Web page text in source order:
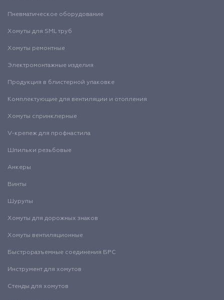
Пневматическое оборудование
Хомуты для SML труб
Хомуты ремонтные
Электромонтажные изделия
Продукция в блистерной упаковке
Комплектующие для вентиляции и отопления
Хомуты спринклерные
V-крепеж для профнастила
Шпильки резьбовые
Анкеры
Винты
Шурупы
Хомуты для дорожных знаков
Хомуты вентиляционные
Быстроразъемные соединения БРС
Инструмент для хомутов
Стенды для хомутов